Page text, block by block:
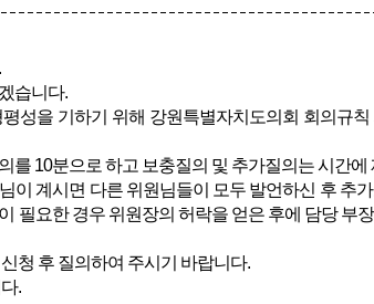
습니다.
성을 기하기 위해 강원특별자치도의회 회의규
를 10분으로 하고 보충질의 및 추가질의는 시간에
이 계시면 다른 위원님들이 모두 발언하신 후 추
필요한 경우 위원장의 허락을 얻은 후에 담당 부
청 후 질의하여 주시기 바랍니다.
.